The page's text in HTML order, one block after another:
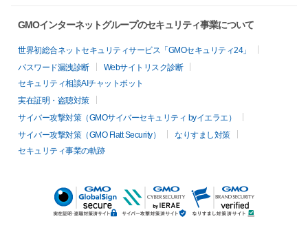
GMOインターネットグループのセキュリティ事業について
世界初総合ネットセキュリティサービス「GMOセキュリティ24」
パスワード漏洩診断
Webサイトリスク診断
セキュリティ相談AIチャットボット
実在証明・盗聴対策
サイバー攻撃対策（GMOサイバーセキュリティ byイエラエ）
サイバー攻撃対策（GMO Flatt Security）
なりすまし対策
セキュリティ事業の軌跡